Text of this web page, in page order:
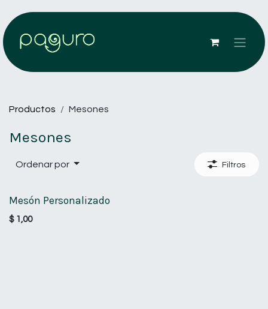
Productos Mesones
Mesones
Ordenar por Filtros
Mesón Personalizado
$ 1,00